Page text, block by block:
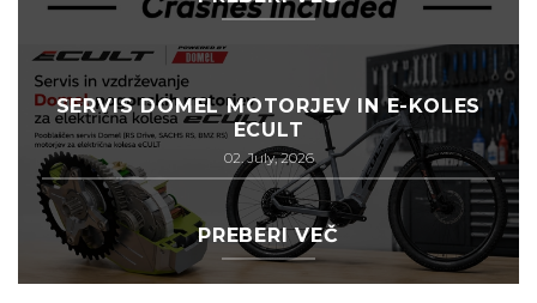
SERVIS DOMEL MOTORJEV IN E-KOLES
ECULT
02. July, 2026
PREBERI VEČ